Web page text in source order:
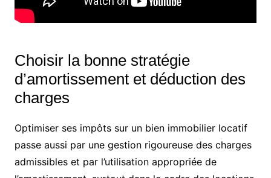
Choisir la bonne stratégie
d’amortissement et déduction des
charges
Optimiser ses impôts sur un bien immobilier locatif
passe aussi par une gestion rigoureuse des charges
admissibles et par l’utilisation appropriée de